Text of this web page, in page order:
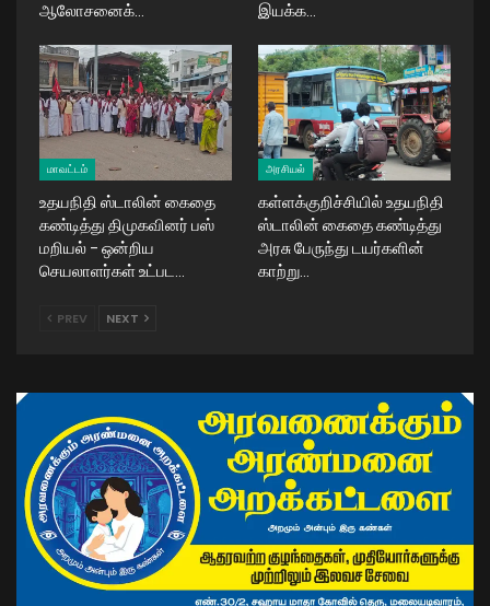
ஆலோசனைக்…
இயக்க…
மாவட்டம்
உதயநிதி ஸ்டாலின் கைதை
கண்டித்து திமுகவினர் பஸ்
மறியல் – ஒன்றிய
செயலாளர்கள் உட்பட…
அரசியல்
கள்ளக்குறிச்சியில் உதயநிதி
ஸ்டாலின் கைதை கண்டித்து
அரசு பேருந்து டயர்களின்
காற்று…
PREV NEXT